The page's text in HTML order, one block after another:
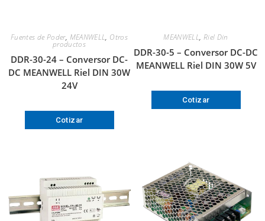
Fuentes de Poder, MEANWELL, Otros
productos
DDR-30-24 – Conversor DC-
DC MEANWELL Riel DIN 30W
24V
Cotizar
MEANWELL, Riel Din
DDR-30-5 – Conversor DC-DC
MEANWELL Riel DIN 30W 5V
Cotizar